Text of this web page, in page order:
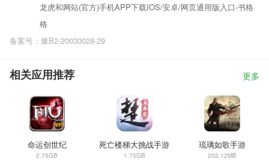
龙虎和网站(官方)手机APP下载IOS/安卓/网页通用版入口-书格
格
备案号：豫B2-20030028-29
相关应用推荐 更多
命运创世纪
2.75GB
死亡楼梯大挑战手游
1.75GB
琉璃如歌手游
202.12MB